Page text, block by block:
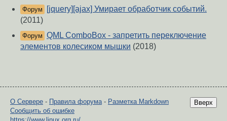
Форум
[jquery][ajax] Умирает обработчик событий.
(2011)
Форум QML ComboBox - запретить переключение
элементов колесиком мышки (2018)
Вверх
О Сервере - Правила форума- Разметка Markdown
Сообщить об ошибке